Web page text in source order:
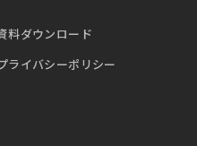
料ダウンロード
ライバシーポリシー